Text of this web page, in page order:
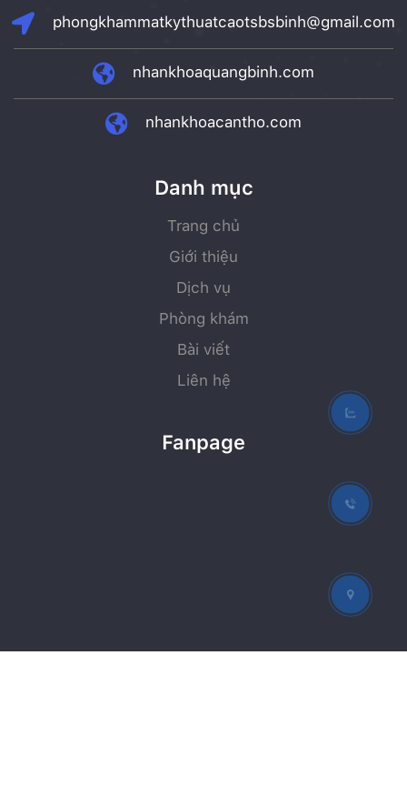
phongkhammatkythuatcaotsbsbinh@gmail.com
nhankhoaquangbinh.com
nhankhoacantho.com
Danh mục
Trang chủ
Giới thiệu
Dịch vụ
Phòng khám
Bài viết
Liên hệ
Fanpage